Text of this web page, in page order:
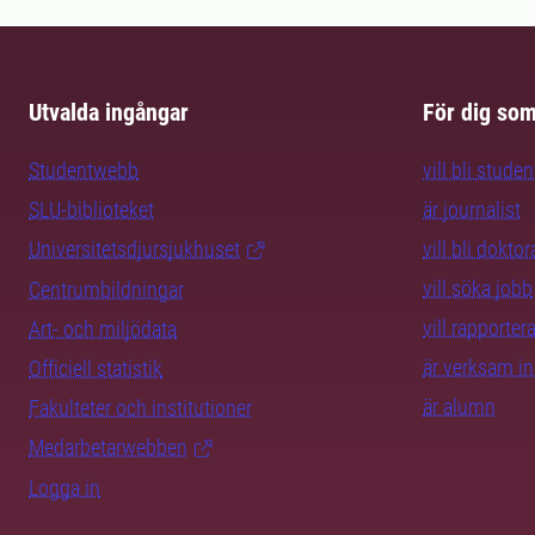
Utvalda ingångar
Studentwebb
SLU-biblioteket
Universitetsdjursjukhuset
Centrumbildningar
Art- och miljödata
Officiell statistik
Fakulteter och institutioner
Medarbetarwebben
Logga in
För dig
vill bli
är journalist
vill bli
vill söka jobb
vill
är verksam
är alumn